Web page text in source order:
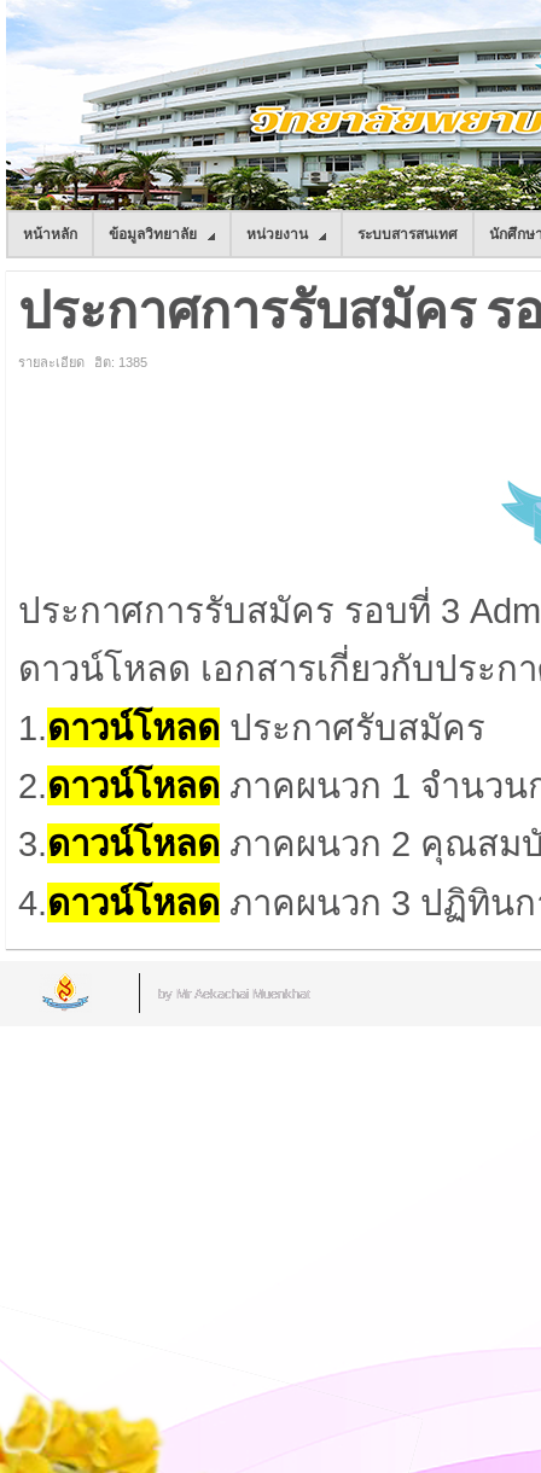
หน้าหลัก ข้อมูลวิทยาลัย หน่วยงาน ระบบสารสนเทศ นักศึกษ
ประกาศการรับสมัคร รอ
รายละเอียด ฮิต: 1385
ประกาศการรับสมัคร รอบที่ 3
ดาวน์โหลด เอกสารเกี่ยวกับประก
1.ดาวน์โหลด ประกาศรับสมัคร
2.ดาวน์โหลด ภาคผนวก 1 จำนว
3.ดาวน์โหลด ภาคผนวก 2 คุณสม
4.ดาวน์โหลด ภาคผนวก 3 ปฏิทิน
by Mr.Aekachai Muenkhat